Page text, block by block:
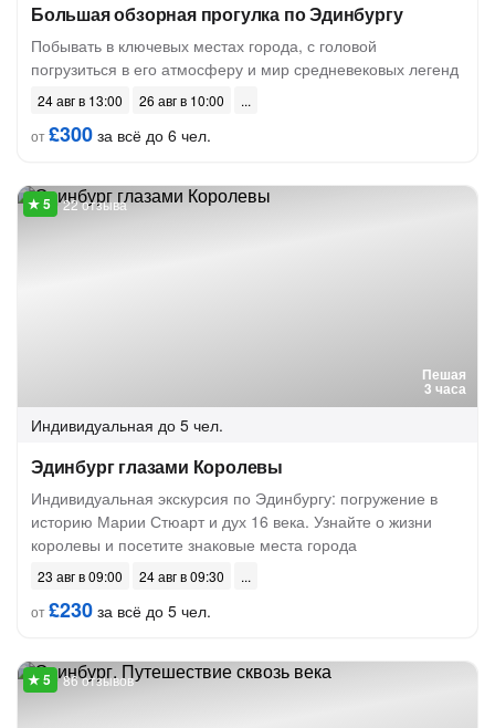
Большая обзорная прогулка по Эдинбургу
Побывать в ключевых местах города, с головой
погрузиться в его атмосферу и мир средневековых легенд
24 авг в 13:00
26 авг в 10:00
от£300 за всё до 6 чел.
Пешая
3 часа
22 отзыва
Индивидуальная до 5 чел.
Эдинбург глазами Королевы
Индивидуальная экскурсия по Эдинбургу: погружение в
историю Марии Стюарт и дух 16 века. Узнайте о жизни
королевы и посетите знаковые места города
23 авг в 09:00
24 авг в 09:30
от£230 за всё до 5 чел.
86 отзывов